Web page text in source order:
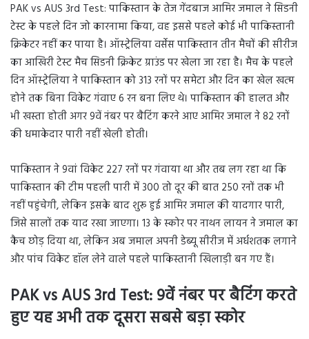
PAK vs AUS 3rd Test: पाकिस्तान के तेज गेंदबाज आमिर जमाल ने सिडनी
टेस्ट के पहले दिन जो कारनामा किया, वह इससे पहले कोई भी पाकिस्तानी
क्रिकेटर नहीं कर पाया है। ऑस्ट्रेलिया वर्सेस पाकिस्तान तीन मैचों की सीरीज
का आखिरी टेस्ट मैच सिडनी क्रिकेट ग्राउंड पर खेला जा रहा है। मैच के पहले
दिन ऑस्ट्रेलिया ने पाकिस्तान को 313 रनों पर समेटा और दिन का खेल खत्म
होने तक बिना विकेट गंवाए 6 रन बना लिए थे। पाकिस्तान की हालत और
भी खस्ता होती अगर 9वें नंबर पर बैटिंग करने आए आमिर जमाल ने 82 रनों
की धमाकेदार पारी नहीं खेली होती।
पाकिस्तान ने 9वां विकेट 227 रनों पर गंवाया था और तब लग रहा था कि
पाकिस्तान की टीम पहली पारी में 300 तो दूर की बात 250 रनों तक भी
नहीं पहुंचेगी, लेकिन इसके बाद शुरू हुई आमिर जमाल की यादगार पारी,
जिसे सालों तक याद रखा जाएगा। 13 के स्कोर पर नाथन लायन ने जमाल का
कैच छोड़ दिया था, लेकिन अब जमाल अपनी डेब्यू सीरीज में अर्धशतक लगाने
और पांच विकेट हॉल लेने वाले पहले पाकिस्तानी खिलाड़ी बन गए हैं।
PAK vs AUS 3rd Test: 9वें नंबर पर बैटिंग करते
हुए यह अभी तक दूसरा सबसे बड़ा स्कोर